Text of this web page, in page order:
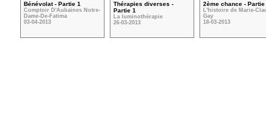
Bénévolat - Partie 1
Comptoir D'Aubaines Notre-
Dame-De-Fatima
03-04-2013
Thérapies diverses -
Partie 1
La luminothérapie
26-03-2013
2ème chance - Partie
L'histoire de Marie-
Gay
18-03-2013